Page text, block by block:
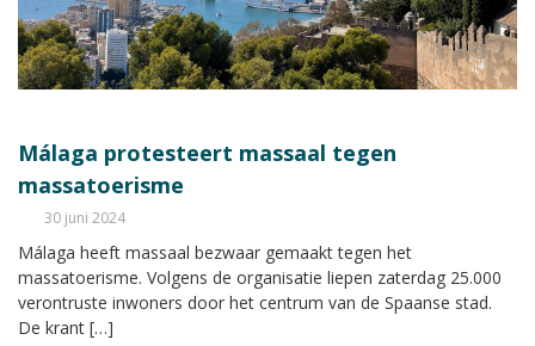
Málaga protesteert massaal tegen
massatoerisme
30 juni 2024
Málaga heeft massaal bezwaar gemaakt tegen het
massatoerisme. Volgens de organisatie liepen zaterdag 25.000
verontruste inwoners door het centrum van de Spaanse stad.
De krant […]